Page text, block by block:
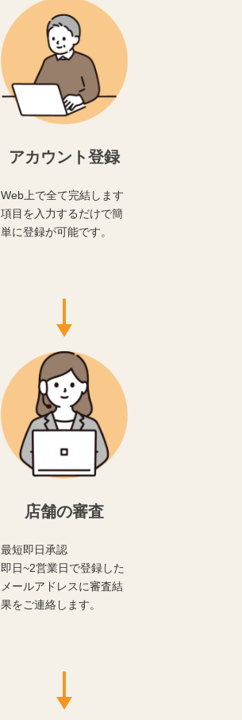
アカウント登録
Web上で全て完結します
項目を入力するだけで簡
単に登録が可能です。
店舗の審査
最短即日承認
即日~2営業日で登録した
メールアドレスに審査結
果をご連絡します。